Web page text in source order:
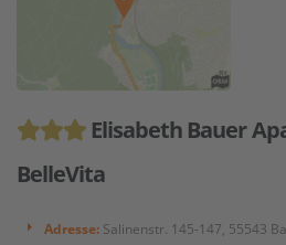
Elisabeth Bauer
BelleVita
Adresse: Salinenstr. 145-147, 55543